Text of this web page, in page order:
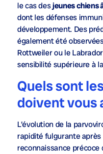
le cas desjeunes chiens
dont les défenses
développement. Des
également été
Rottweiler ou le
sensibilité supérieure à
Quels sont
doivent vous
L’évolution de la
rapidité fulgurante
reconnaissance